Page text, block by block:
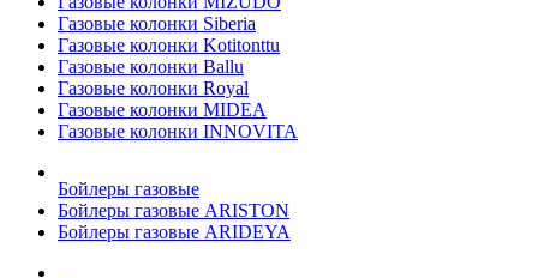
Газовые колонки Siberia
Газовые колонки Kotitonttu
Газовые колонки Ballu
Газовые колонки Royal
Газовые колонки MIDEA
Газовые колонки INNOVITA
Бойлеры газовые
Бойлеры газовые ARISTON
Бойлеры газовые ARIDEYA